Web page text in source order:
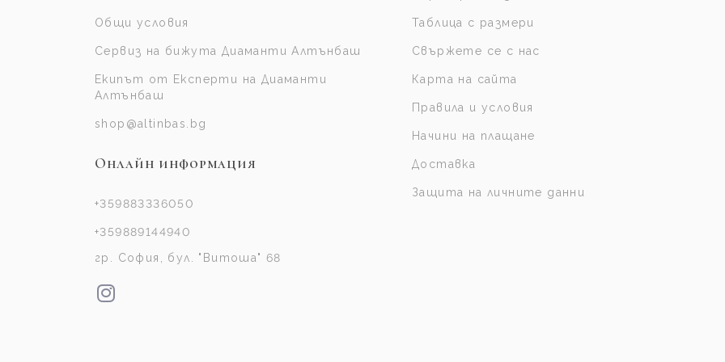
Общи условия
Сервиз на бижута Диаманти Алтънбаш
Екипът от Експерти на Диаманти
Алтънбаш
shop@altinbas.bg
Онлайн информация
+359883336050
+359889144940
гр. София, бул. "Витоша" 68
Таблица с размери
Свържете се с нас
Карта на сайта
Правила и условия
Начини на плащане
Доставка
Защита на личните данни